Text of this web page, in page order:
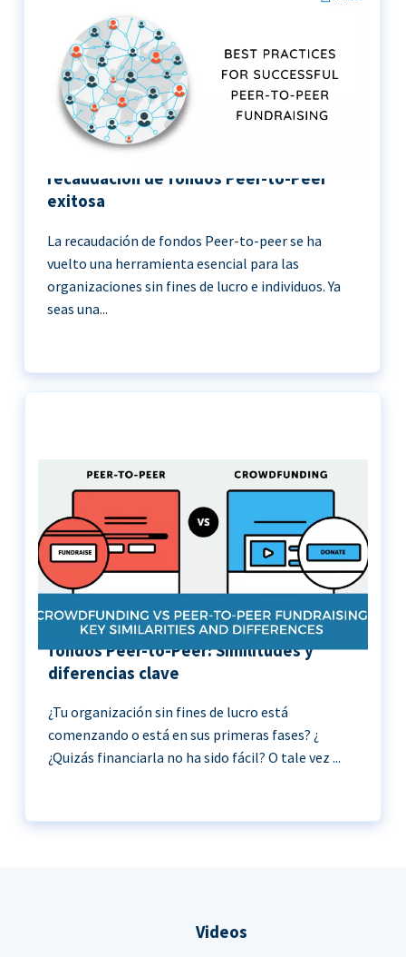
11 Mejores prácticas para una
recaudación de fondos Peer-to-Peer
exitosa
La recaudación de fondos Peer-to-peer se ha
vuelto una herramienta esencial para las
organizaciones sin fines de lucro e individuos. Ya
seas una...
Crowdfunding vs Recaudación de
fondos Peer-to-Peer: Similitudes y
diferencias clave
¿Tu organización sin fines de lucro está
comenzando o está en sus primeras fases? ¿
¿Quizás financiarla no ha sido fácil? O tale vez ...
Videos